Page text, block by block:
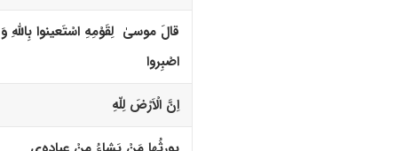
قالَ موسیٰ لِقَوْمِهِ اسْتَعینوا بِاللّهِ وَ
اصْبِروا
اِنَّ الْاَرْضَ لِلّهِ